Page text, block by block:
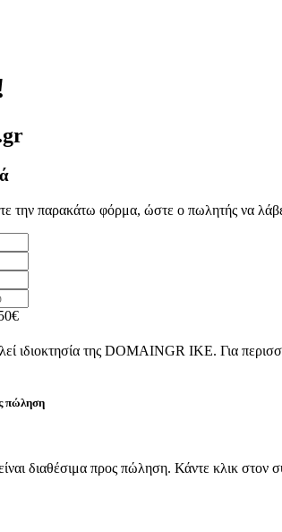
την παρακάτω φόρμα, ώστε ο πωλητής να
ιδιοκτησία της DOMAINGR ΙΚΕ. Για
πώληση
διαθέσιμα προς πώληση. Κάντε κλικ στον